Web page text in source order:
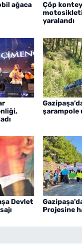
ağaca
Çöp
yaralandı
şarampole
Devlet
Projesine